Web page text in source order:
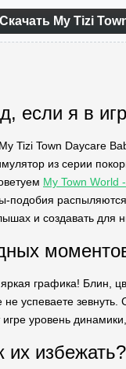
Скачать My Tizi
если я в
Tizi Town Daycare
из серии
My Town
подобия
и создавать для
графика! Блин,
успеваете
уровень
их избежать?